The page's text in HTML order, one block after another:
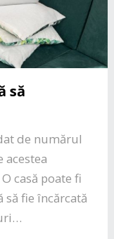
să
de numărul
acestea
casă poate fi
fie încărcată